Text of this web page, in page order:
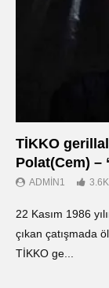
TİKKO
Polat(Cem) –
ADMIN1 3.6K
22 Kasım 1986
çıkan çatışmada
TİKKO ge...